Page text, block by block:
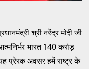
श्री नरेंद्र मोदी जी
भारत 140 करोड़
प्रेरक अवसर हमें राष्ट्र के